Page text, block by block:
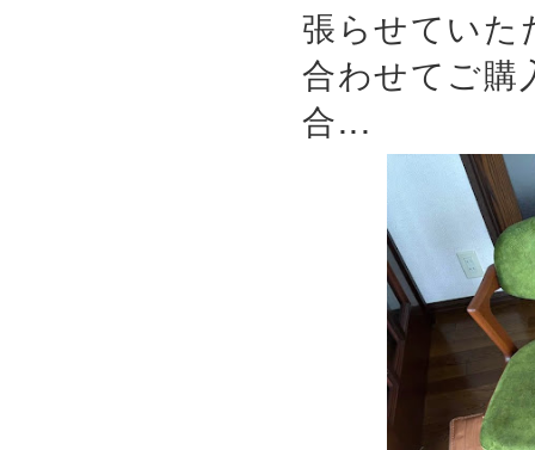
張らせていた
合わせてご購
合...